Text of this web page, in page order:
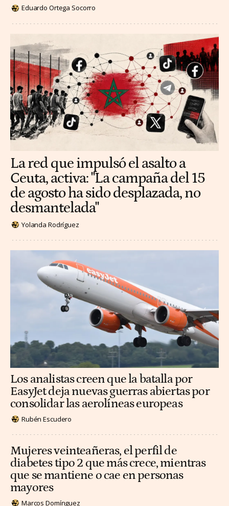
Eduardo Ortega Socorro
La red que impulsó el asalto a
Ceuta, activa: "La campaña del 15
de agosto ha sido desplazada, no
desmantelada"
Yolanda Rodríguez
Los analistas creen que la batalla por
EasyJet deja nuevas guerras abiertas por
consolidar las aerolíneas europeas
Rubén Escudero
Mujeres veinteañeras, el perfil de
diabetes tipo 2 que más crece, mientras
que se mantiene o cae en personas
mayores
Marcos Domínguez